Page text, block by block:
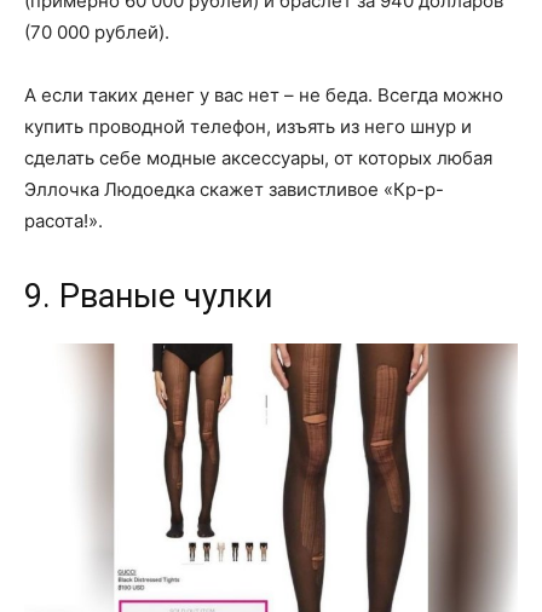
(70 000 рублей).
А если таких денег у вас нет – не беда. Всегда можно
купить проводной телефон, изъять из него шнур и
сделать себе модные аксессуары, от которых любая
Эллочка Людоедка скажет завистливое «Кр-р-
расота!».
9. Рваные чулки